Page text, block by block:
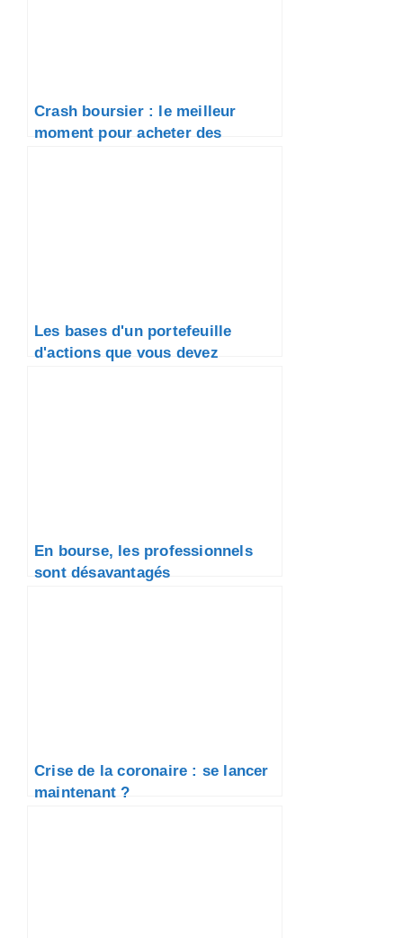
Crash boursier : le meilleur
moment pour acheter des
Les bases d'un portefeuille
d'actions que vous devez
En bourse, les professionnels
sont désavantagés
Crise de la coronaire : se lancer
maintenant ?